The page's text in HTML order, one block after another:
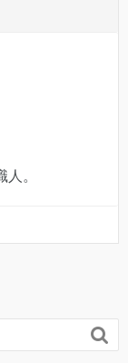
。
